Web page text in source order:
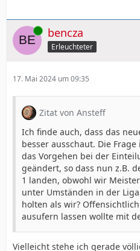
Online bencza
Erleuchteter
17. Mai 2024 um 09:35
Zitat von Ansteff
Ich finde auch, dass das
besser ausschaut. Die
das Vorgehen bei der
geändert, so dass nun z.B.
1 landen, obwohl wir
unter Umständen in der
holten als wir?
ausufern lassen wollte mit
Vielleicht stehe ich gerade